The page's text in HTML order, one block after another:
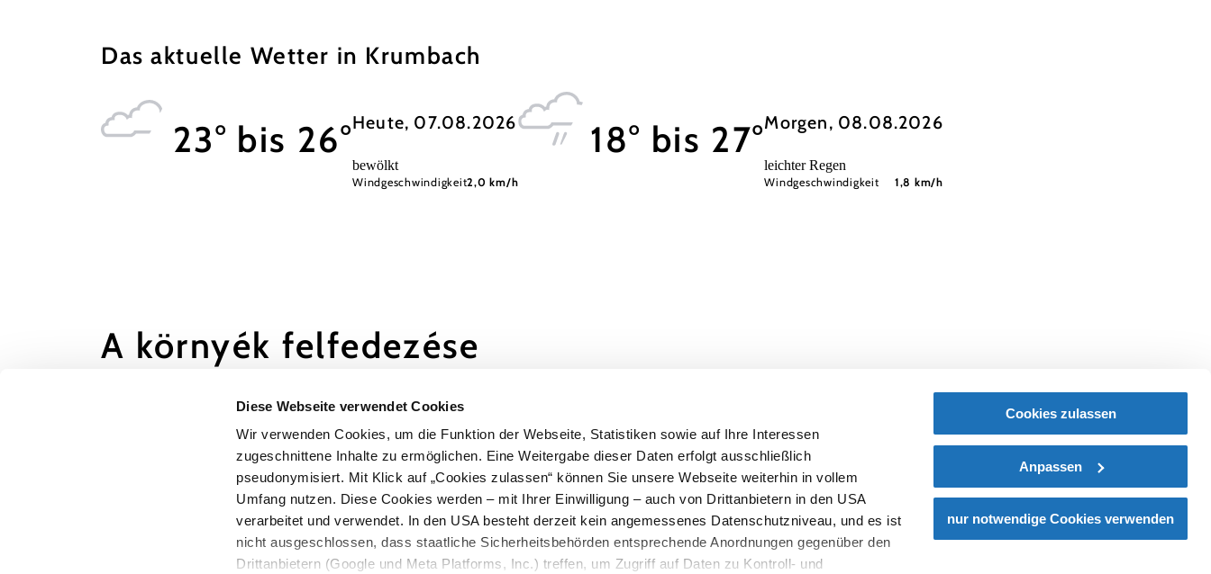
Diese Webseite verwendet Cookies
Wir verwenden Cookies, um die Funktion der Webseite, Statistiken sowie auf Ihre Interessen
zugeschnittene Inhalte zu ermöglichen. Eine Weitergabe dieser Daten erfolgt ausschließlich
pseudonymisiert. Mit Klick auf „Cookies zulassen“ können Sie unsere Webseite weiterhin in vollem
Umfang nutzen. Diese Cookies werden – mit Ihrer Einwilligung – auch von Drittanbietern in den USA
verarbeitet und verwendet. In den USA besteht derzeit kein angemessenes Datenschutzniveau, und es ist
nicht ausgeschlossen, dass staatliche Sicherheitsbehörden entsprechende Anordnungen gegenüber den
Drittanbietern (Google und Meta Platforms, Inc.) treffen, um Zugriff auf Daten zu Kontroll- und
Cookies zulassen
Anpassen
nur notwendige Cookies verwenden
Das aktuelle Wetter in Krumbach
23° bis 26°Heute, 07.08.2026
bewölkt
Windgeschwindigkeit2,0 km/h
18° bis 27°Morgen, 08.08.2026
leichter Regen
Windgeschwindigkeit 1,8 km/h
A környék felfedezése